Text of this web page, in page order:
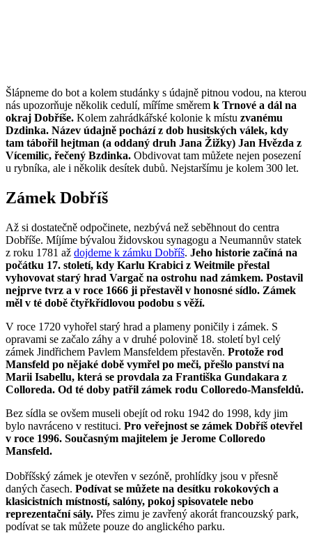
Šlápneme do bot a kolem studánky s údajně pitnou vodou, na kterou
nás upozorňuje několik cedulí, míříme směrem k Trnové a dál na
okraj Dobříše. Kolem zahrádkářské kolonie k místu zvanému
Dzdinka. Název údajně pochází z dob husitských válek, kdy
tam tábořil hejtman (a oddaný druh Jana Žižky) Jan Hvězda z
Vícemilic, řečený Bzdinka. Obdivovat tam můžete nejen posezení
u rybníka, ale i několik desítek dubů. Nejstaršímu je kolem 300 let.
Zámek Dobříš
Až si dostatečně odpočinete, nezbývá než seběhnout do centra
Dobříše. Míjíme bývalou židovskou synagogu a Neumannův statek
z roku 1781 až dojdeme k zámku Dobříš. Jeho historie začíná na
počátku 17. století, kdy Karlu Krabici z Weitmile přestal
vyhovovat starý hrad Vargač na ostrohu nad zámkem. Postavil
nejprve tvrz a v roce 1666 ji přestavěl v honosné sídlo. Zámek
měl v té době čtyřkřídlovou podobu s věží.
V roce 1720 vyhořel starý hrad a plameny poničily i zámek. S
opravami se začalo záhy a v druhé polovině 18. století byl celý
zámek Jindřichem Pavlem Mansfeldem přestavěn. Protože rod
Mansfeld po nějaké době vymřel po meči, přešlo panství na
Marii Isabellu, která se provdala za Františka Gundakara z
Colloreda. Od té doby patřil zámek rodu Colloredo-Mansfeldů.
Bez sídla se ovšem museli obejít od roku 1942 do 1998, kdy jim
bylo navráceno v restituci. Pro veřejnost se zámek Dobříš otevřel
v roce 1996. Současným majitelem je Jerome Colloredo
Mansfeld.
Dobříšský zámek je otevřen v sezóně, prohlídky jsou v přesně
daných časech. Podívat se můžete na desítku rokokových a
klasicistních místností, salóny, pokoj spisovatele nebo
reprezentační sály. Přes zimu je zavřený akorát francouzský park,
podívat se tak můžete pouze do anglického parku.